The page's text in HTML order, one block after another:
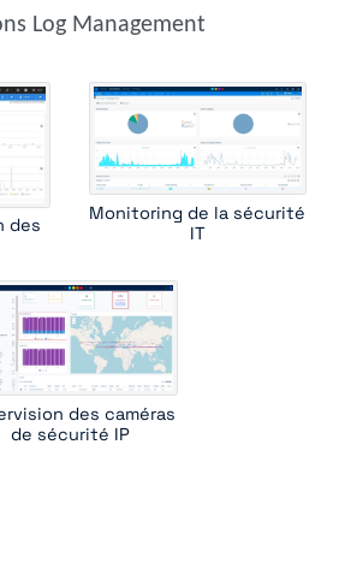
Log Management
des
Monitoring de la sécurité
IT
des caméras
de sécurité IP